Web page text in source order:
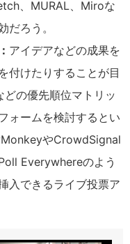
、MURAL、Miroな
だろう。
アイデアなどの成果を
付けたりすることが目
の優先順位マトリッ
ォームを検討するとい
やCrowdSignal
Everywhereのよう
入できるライブ投票ア